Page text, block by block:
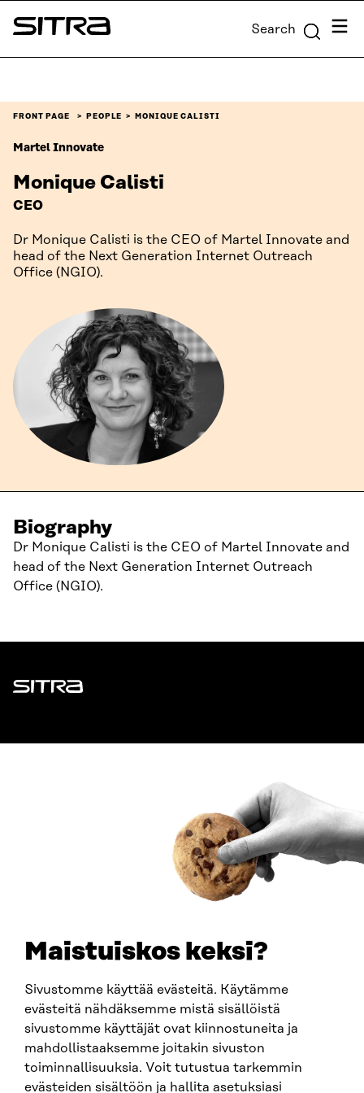
Maistuiskos keksi?
Sivustomme käyttää evästeitä. Käytämme
evästeitä nähdäksemme mistä sisällöistä
sivustomme käyttäjät ovat kiinnostuneita ja
mahdollistaaksemme joitakin sivuston
toiminnallisuuksia. Voit tutustua tarkemmin
evästeiden sisältöön ja hallita asetuksiasi
Skip to
content
Sitra Search Menu
FRONT PAGE PEOPLE MONIQUE CALISTI
Martel Innovate
Monique Calisti
CEO
Dr Monique Calisti is the CEO of Martel Innovate and
head of the Next Generation Internet Outreach
Office (NGIO).
Biography
Dr Monique Calisti is the CEO of Martel Innovate and
head of the Next Generation Internet Outreach
Office (NGIO).
Sitra
firstname.lastname@sitra.fi
SITRA ON SOCIAL MEDIA
LinkedIn